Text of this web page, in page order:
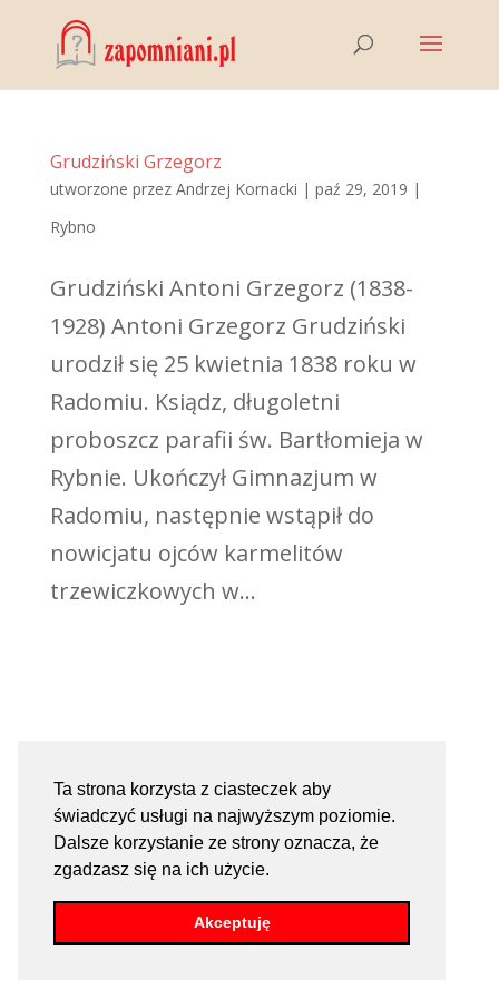
Ta strona korzysta z ciasteczek aby
świadczyć usługi na najwyższym poziomie.
Dalsze korzystanie ze strony oznacza, że
zgadzasz się na ich użycie.
Akceptuję
Grudziński Grzegorz
utworzone przez Andrzej Kornacki | paź 29, 2019 |
Rybno
Grudziński Antoni Grzegorz (1838-
1928) Antoni Grzegorz Grudziński
urodził się 25 kwietnia 1838 roku w
Radomiu. Ksiądz, długoletni
proboszcz parafii św. Bartłomieja w
Rybnie. Ukończył Gimnazjum w
Radomiu, następnie wstąpił do
nowicjatu ojców karmelitów
trzewiczkowych w...